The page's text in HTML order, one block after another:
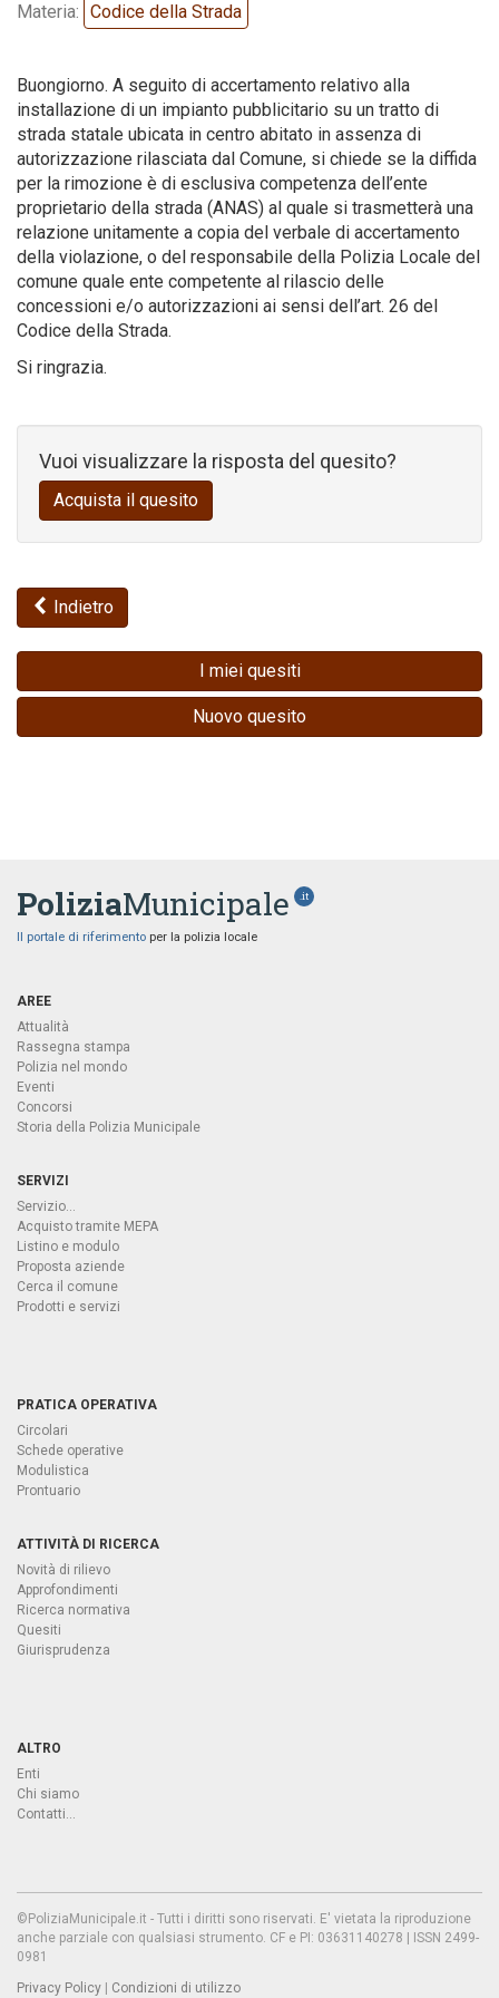
Materia: Codice della Strada
Buongiorno. A seguito di accertamento relativo alla
installazione di un impianto pubblicitario su un tratto di
strada statale ubicata in centro abitato in assenza di
autorizzazione rilasciata dal Comune, si chiede se la diffida
per la rimozione è di esclusiva competenza dell’ente
proprietario della strada (ANAS) al quale si trasmetterà una
relazione unitamente a copia del verbale di accertamento
della violazione, o del responsabile della Polizia Locale del
comune quale ente competente al rilascio delle
concessioni e/o autorizzazioni ai sensi dell’art. 26 del
Codice della Strada.
Si ringrazia.
Vuoi visualizzare la risposta del quesito?
Acquista il quesito
Indietro
I miei quesiti
Nuovo quesito
PoliziaMunicipale .it
Il portale di riferimento per la polizia locale
AREE
Attualità
Rassegna stampa
Polizia nel mondo
Eventi
Concorsi
Storia della Polizia Municipale
SERVIZI
Servizio...
Acquisto tramite MEPA
Listino e modulo
Proposta aziende
Cerca il comune
Prodotti e servizi
PRATICA OPERATIVA
Circolari
Schede operative
Modulistica
Prontuario
ATTIVITÀ DI RICERCA
Novità di rilievo
Approfondimenti
Ricerca normativa
Quesiti
Giurisprudenza
ALTRO
Enti
Chi siamo
Contatti...
©PoliziaMunicipale.it - Tutti i diritti sono riservati. E' vietata la riproduzione
anche parziale con qualsiasi strumento. CF e PI: 03631140278 | ISSN 2499-
0981
Privacy Policy
Condizioni di utilizzo